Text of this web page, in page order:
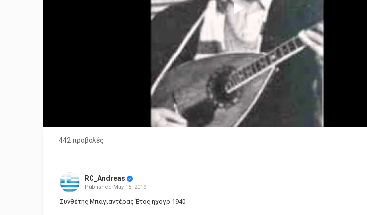
Play
Video
442 προβολές
RC_Andreas
Published May 15, 2019
Συνθέτης Μπαγιαντέρας Έτος ηχογρ 1940